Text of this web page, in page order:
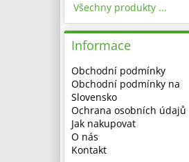
Všechny produkty ...
Informace
Obchodní podmínky
Obchodní podmínky na
Slovensko
Ochrana osobních údajů
Jak nakupovat
O nás
Kontakt